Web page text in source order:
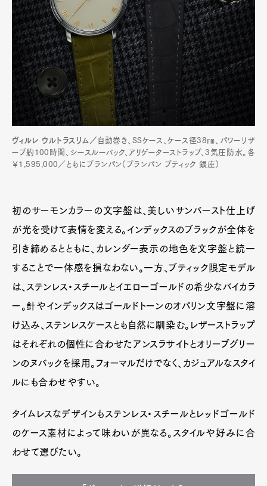
ヴィルレ ウルトラスリム／ 自動巻き、SSケース、ケース径38㎜、パワーリザ
ーブ約100時間、シースルーバック、アリゲーターストラップ、3気圧防水。各
￥1,595,000／ともにブランパン（ブランパン ブティック 銀座）
初のサーモンカラーの文字盤は、美しいサンバースト仕上げ
が光を受けて表情を変える。インデックスのブラックが全体を
引き締めるとともに、カレンダー表示の地色を文字盤と統一
することで一体感を損なわない。一方、ブティック限定モデル
は、ステンレス・スチールとイエローゴールドの希少なバイカラ
ー。針やインデックスはゴールドトーンのオパリン文字盤に溶
け込み、ステンレスケースとも自然に馴染む。レザーストラップ
はそれぞれの個性に合わせたアンスラサイトとオリーブグリー
ンのヌバックを採用。フォーマルだけでなく、カジュアルなスタイ
ルにも合わせやすい。
タイムレスなデザインもステンレス・スチールとレッドゴールド
のケース素材によって味わいが異なる。スタイルや好みに合
わせて選びたい。